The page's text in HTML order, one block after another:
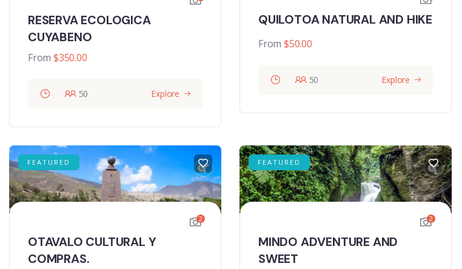
RESERVA ECOLOGICA
CUYABENO
From $350.00
50 Explore
QUILOTOA NATURAL AND HIKE
From $50.00
50 Explore
FEATURED
2
OTAVALO CULTURAL Y
COMPRAS.
FEATURED
2
MINDO ADVENTURE AND
SWEET